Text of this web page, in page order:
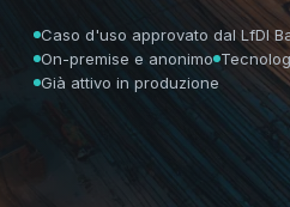
Caso d'uso approvato dal LfDI
On-premise e anonimo
Già attivo in produzione